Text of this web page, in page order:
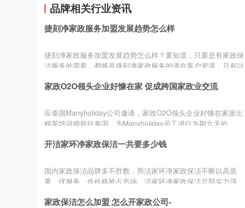
品牌相关行业资讯
捷刻净家政服务加盟发展趋势怎么样
捷刻净家政服务加盟发展趋势怎么样？要知道，只要是有家政保
洁服务的需要，都将是捷刻净家政服务的潜在客户资源，只有以
场中站稳脚跟。捷刻净家政服务正是本着这样的方针，一直革新
政保洁专家，成为经营专家，并凭借着大家的共同努力让项目做
大做强。
家政O2O领头企业好慷在家 促成跨国家政业交流
应泰国Manyholiday公司邀请，家政O2O领头企业好慷在家派出
精英培训师前往泰国，为Manyholiday员工进行为期六天的
服务理念好慷在家，在业内以高品质服务著称，用户好评率高达
提升服务质量的一大诀窍就是——细节。将服务区域分成六区40
项
开洁家环净家政保洁一共要多少钱
国内家政保洁品牌多不胜数，而洁家环净家政保洁不断以高质
量、优服务、低价格抢占市场。洁家环净家政保洁总部实力强
服务的朋友都说好，其客户消费满意度高，销量怎能不好？如果
家政保洁怎么加盟 怎么开家政公司-